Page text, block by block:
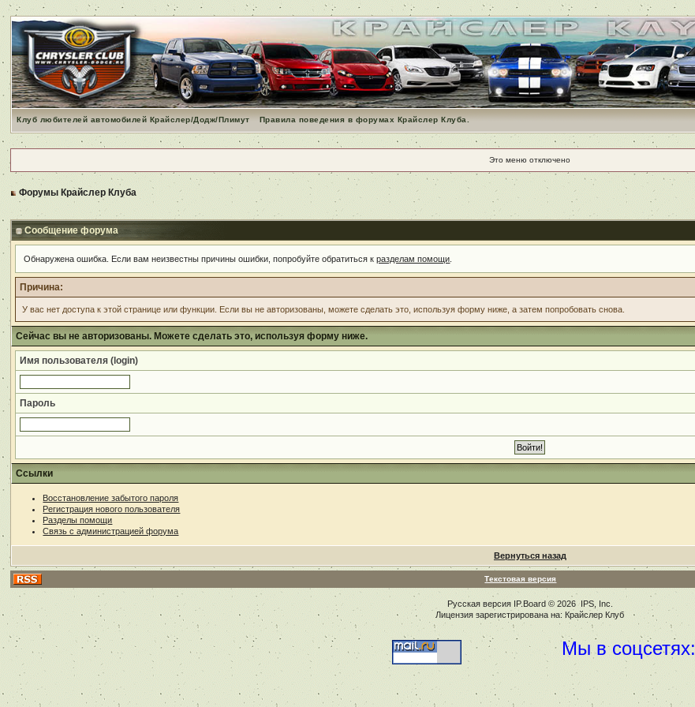
Клуб любителей автомобилей Крайслер/Додж/Плимут Правила поведения в форумах Крайслер Клуба.
Это меню отключено
Форумы Крайслер Клуба
Сообщение форума
Обнаружена ошибка. Если вам неизвестны причины ошибки, попробуйте обратиться кразделам помощи
Причина:
У вас нет доступа к этой странице или функции. Если вы не авторизованы, можете сделать это, используя форму ниже, а затем попробовать снова.
Сейчас вы не авторизованы. Можете сделать это, используя форму ниже.
Имя пользователя (login)
Пароль
Ссылки
Восстановление забытого пароля
Регистрация нового пользователя
Разделы помощи
Связь с администрацией форума
Вернуться назад
Текстовая версия
Русская версия IP.Board© 2026IPS, Inc
Лицензия зарегистрирована на: Крайслер Клуб
Мы в соцсетях: